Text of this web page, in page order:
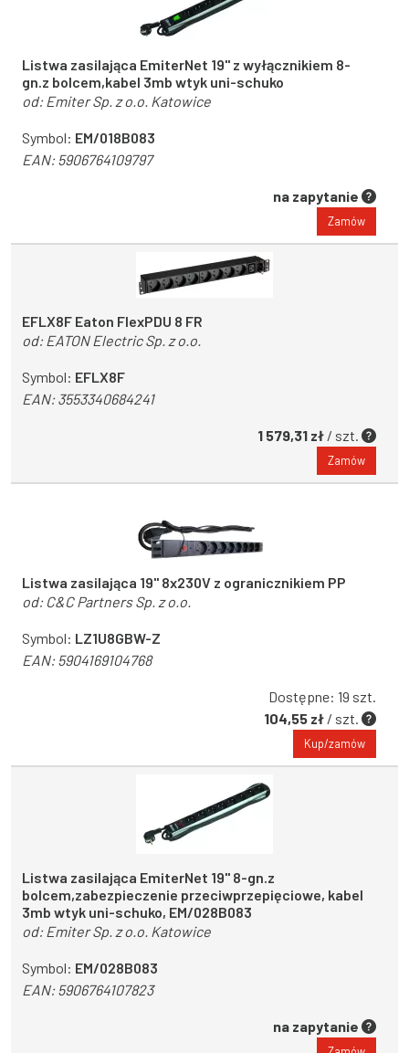
Listwa zasilająca EmiterNet 19" z wyłącznikiem 8-
gn.z bolcem,kabel 3mb wtyk uni-schuko
od: Emiter Sp. z o.o. Katowice
Symbol: EM/018B083
EAN:5906764109797
na zapytanie
Zamów
EFLX8F Eaton FlexPDU 8 FR
od: EATON Electric Sp. z o.o.
Symbol: EFLX8F
EAN:3553340684241
1 579,31 zł / szt.
Zamów
Listwa zasilająca 19" 8x230V z ogranicznikiem PP
od: C&C Partners Sp. z o.o.
Symbol: LZ1U8GBW-Z
EAN:5904169104768
Dostępne: 19 szt.
104,55 zł / szt.
Kup/zamów
Listwa zasilająca EmiterNet 19" 8-gn.z
bolcem,zabezpieczenie przeciwprzepięciowe, kabel
3mb wtyk uni-schuko, EM/028B083
od: Emiter Sp. z o.o. Katowice
Symbol: EM/028B083
EAN:5906764107823
na zapytanie